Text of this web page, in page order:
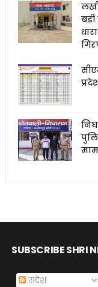
SUBSCRIBE SHRI
संदेश